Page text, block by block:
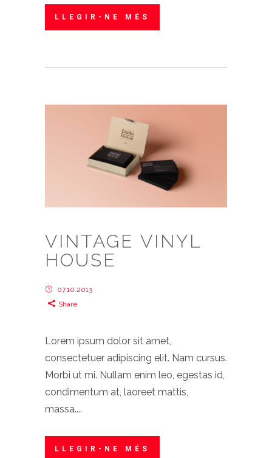
LLEGIR-NE MÉS
VINTAGE VINYL
HOUSE
07.10.2013
Share
Lorem ipsum dolor sit amet,
consectetuer adipiscing elit. Nam cursus.
Morbi ut mi. Nullam enim leo, egestas id,
condimentum at, laoreet mattis,
massa....
LLEGIR-NE MÉS